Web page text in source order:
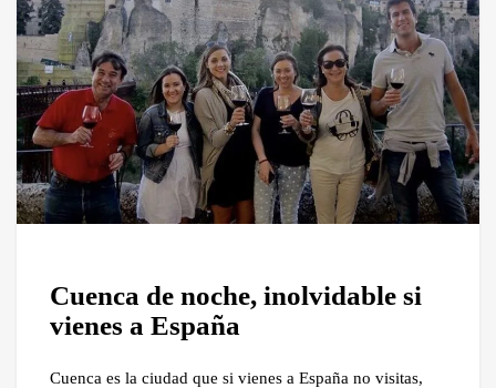
Cuenca de noche, inolvidable si
vienes a España
Cuenca es la ciudad que si vienes a España no visitas,